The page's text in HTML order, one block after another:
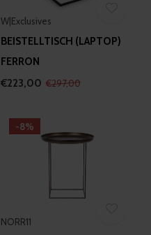
W|Exclusives
BEISTELLTISCH (LAPTOP)
FERRON
€223,00 €297,00
-8%
NORR11